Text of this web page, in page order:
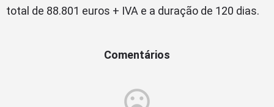
total de 88.801 euros + IVA e a duração de 120 dias.
Comentários